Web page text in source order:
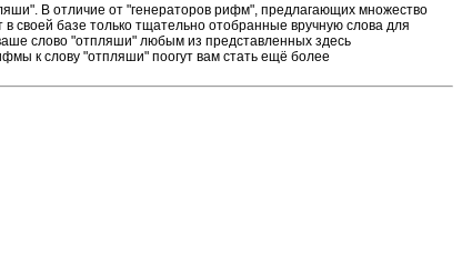
В отличие от "генераторов рифм", предлагающих множество
своей базе только тщательно отобранные вручную слова для
слово "отпляши" любым из представленных здесь
к слову "отпляши" поогут вам стать ещё более